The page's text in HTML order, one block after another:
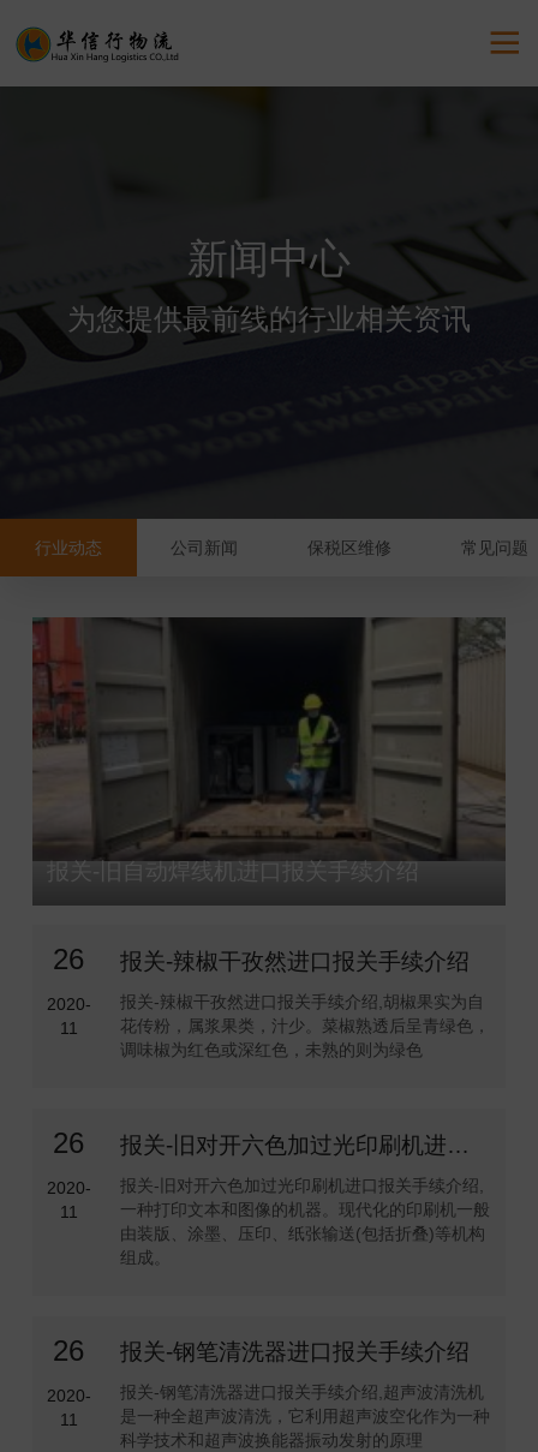

新闻中心
为您提供最前线的行业相关资讯
行业动态 公司新闻 保税区维修 常见问题
报关-旧自动焊线机进口报关手续介绍
26
2020-
11
报关-辣椒干孜然进口报关手续介绍
报关-辣椒干孜然进口报关手续介绍,胡椒果实为自
花传粉，属浆果类，汁少。菜椒熟透后呈青绿色，
调味椒为红色或深红色，未熟的则为绿色
26
2020-
11
报关-旧对开六色加过光印刷机进口报关手续介绍
报关-旧对开六色加过光印刷机进口报关手续介绍,
一种打印文本和图像的机器。现代化的印刷机一般
由装版、涂墨、压印、纸张输送(包括折叠)等机构
组成。
26
2020-
11
报关-钢笔清洗器进口报关手续介绍
报关-钢笔清洗器进口报关手续介绍,超声波清洗机
是一种全超声波清洗，它利用超声波空化作为一种
科学技术和超声波换能器振动发射的原理